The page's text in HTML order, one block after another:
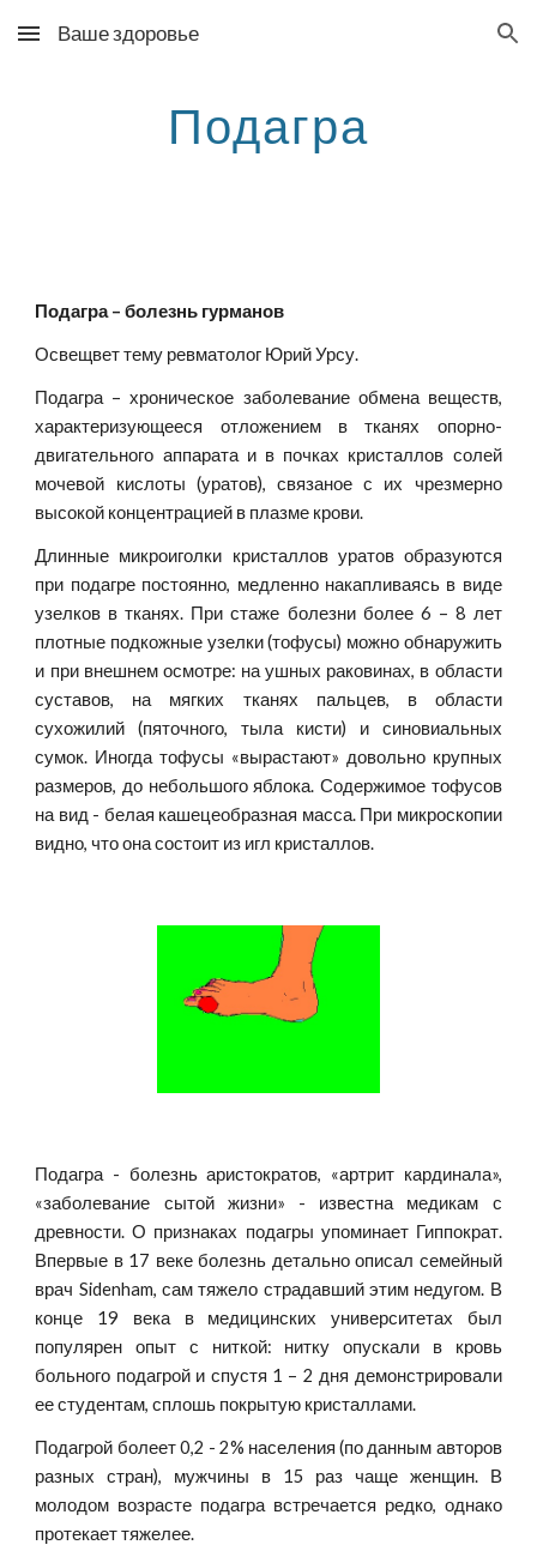
Skip to main content Skip to navigation
Ваше здоровье
Подагра
Подагра – болезнь гурманов
Освещвет тему ревматолог Юрий Урсу.
Подагра – хроническое заболевание обмена веществ,
характеризующееся отложением в тканях опорно-
двигательного аппарата и в почках кристаллов солей
мочевой кислоты (уратов), связаное с их чрезмерно
высокой концентрацией в плазме крови.
Длинные микроиголки кристаллов уратов образуются
при подагре постоянно, медленно накапливаясь в виде
узелков в тканях. При стаже болезни более 6 – 8 лет
плотные подкожные узелки (тофусы) можно обнаружить
и при внешнем осмотре: на ушных раковинах, в области
суставов, на мягких тканях пальцев, в области
сухожилий (пяточного, тыла кисти) и синовиальных
сумок. Иногда тофусы «вырастают» довольно крупных
размеров, до небольшого яблока. Содержимое тофусов
на вид - белая кашецеобразная масса. При микроскопии
видно, что она состоит из игл кристаллов.
Подагра - болезнь аристократов, «артрит кардинала»,
«заболевание сытой жизни» - известна медикам с
древности. О признаках подагры упоминает Гиппократ.
Впервые в 17 веке болезнь детально описал семейный
врач Sidenham, сам тяжело страдавший этим недугом. В
конце 19 века в медицинских университетах был
популярен опыт с ниткой: нитку опускали в кровь
больного подагрой и спустя 1 – 2 дня демонстрировали
ее студентам, сплошь покрытую кристаллами.
Подагрой болеет 0,2 - 2% населения (по данным авторов
разных стран), мужчины в 15 раз чаще женщин. В
молодом возрасте подагра встречается редко, однако
протекает тяжелее.